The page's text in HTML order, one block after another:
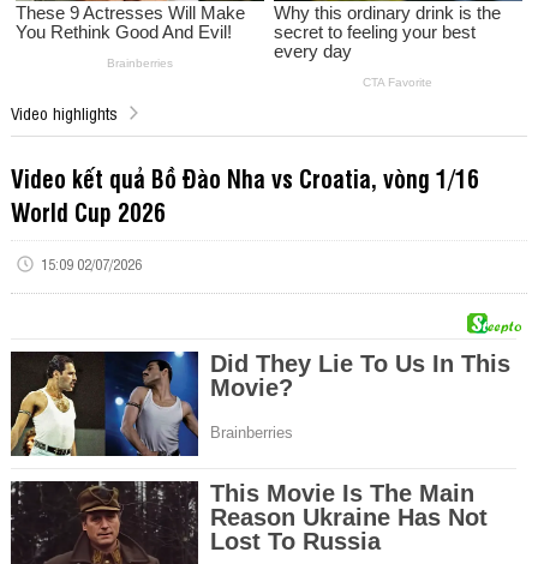
Video highlights
Video kết quả Bồ Đào Nha vs Croatia, vòng 1/16
World Cup 2026
15:09 02/07/2026